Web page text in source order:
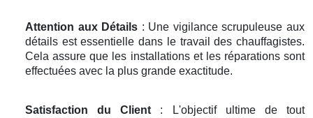
Attention aux Détails : Une vigilance scrupuleuse aux
détails est essentielle dans le travail des chauffagistes.
Cela assure que les installations et les réparations sont
effectuées avec la plus grande exactitude.
Satisfaction du Client: L'objectif ultime de tout